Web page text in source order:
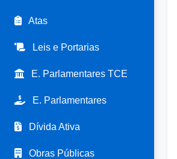
Atas
Leis e Portarias
E. Parlamentares TCE
E. Parlamentares
Dívida Ativa
Obras Públicas